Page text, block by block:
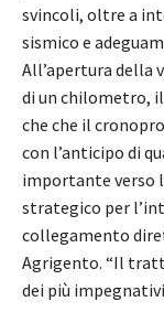
svincoli, oltre a
sismico e
All’apertura della
di un chilometro,
che che il
con l’anticipo di
importante verso
strategico per
collegamento
Agrigento. “Il
dei più